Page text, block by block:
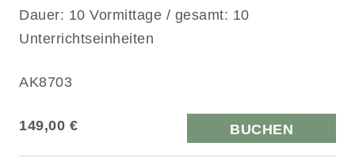
Dauer: 10 Vormittage / gesamt: 10
Unterrichtseinheiten
AK8703
149,00 € BUCHEN